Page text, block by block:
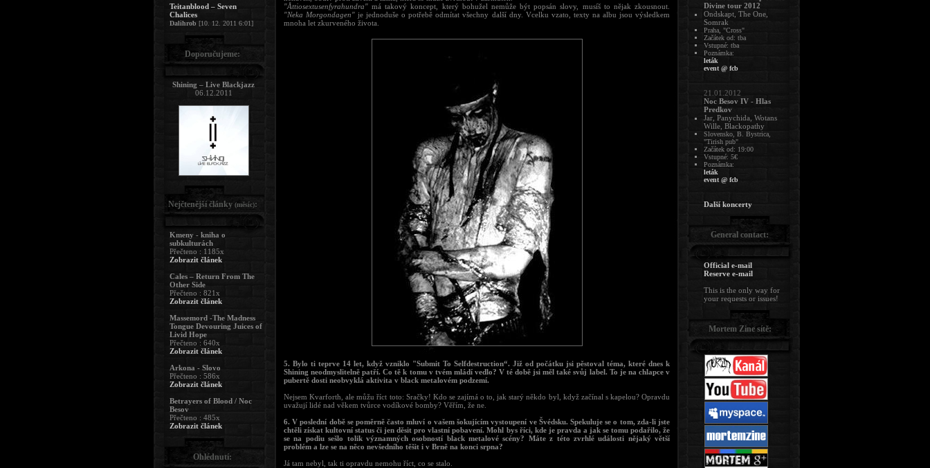
"Åttiosextusenfyrahundra" má takový koncept, který bohužel nemůže být popsán slovy, musíš to nějak zkousnout.
"Neka Morgondagen" je jednoduše o potřebě odmítat všechny další dny. Vcelku vzato, texty na albu jsou výsledkem
mnoha let zkurveného života.
5. Bylo ti teprve 14 let, když vzniklo "Submit To Selfdestruction“. Již od počátku jsi pěstoval téma, které dnes k
Shining neodmyslitelně patří. Co tě k tomu v tvém mládí vedlo? V té době jsi měl také svůj label. To je na chlapce v
pubertě dosti neobvyklá aktivita v black metalovém podzemí.
Nejsem Kvarforth, ale můžu říct toto: Sračky! Kdo se zajímá o to, jak starý někdo byl, když začínal s kapelou? Opravdu
uvažují lidé nad věkem tvůrce vodíkové bomby? Věřím, že ne.
6. V poslední době se poměrně často mluví o vašem šokujícím vystoupení ve Švédsku. Spekuluje se o tom, zda-li jste
chtěli získat kultovní status či jen děsit pro vlastní pobavení. Mohl bys říci, kde je pravda a jak se tomu podařilo, že
se na podiu sešlo tolik významných osobností black metalové scény? Máte z této zvrhlé události nějaký větší
problém a lze se na něco nevšedního těšit i v Brně na konci srpna?
Já tam nebyl, tak ti opravdu nemohu říct, co se stalo.
Teitanblood – Seven
Chalices
Dalihrob [10. 12. 2011 6:01]
Doporučujeme:
Shining – Live Blackjazz
06.12.2011
Nejčtenější články (měsíc):
Kmeny - kniha o
subkulturách
Přečteno : 1185x
Zobrazit článek
Cales – Return From The
Other Side
Přečteno : 821x
Zobrazit článek
Massemord -The Madness
Tongue Devouring Juices of
Livid Hope
Přečteno : 640x
Zobrazit článek
Arkona - Slovo
Přečteno : 586x
Zobrazit článek
Betrayers of Blood / Noc
Besov
Přečteno : 485x
Zobrazit článek
Ohlédnutí:
Divine tour 2012
Ondskapt, The One,
Somrak
Praha, "Cross"
Začátek od: tba
Vstupné: tba
Poznámka:
leták
event @ fcb
21.01.2012
Noc Besov IV - Hlas
Predkov
Jar, Panychida, Wotans
Wille, Blackopathy
Slovensko, B. Bystrica,
"Tirish pub"
Začátek od: 19:00
Vstupné: 5€
Poznámka:
leták
event @ fcb
Další koncerty
General contact:
Official e-mail
Reserve e-mail
This is the only way for
your requests or issues!
Mortem Zine sítě: